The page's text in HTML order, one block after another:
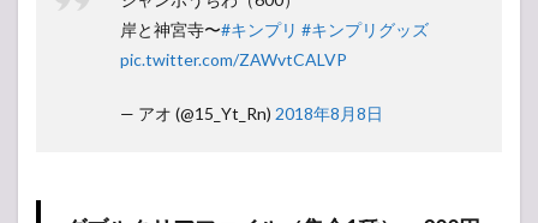
岸と神宮寺〜#キンプリ #キンプリグッズ
pic.twitter.com/ZAWvtCALVP
— アオ (@15_Yt_Rn) 2018年8月8日